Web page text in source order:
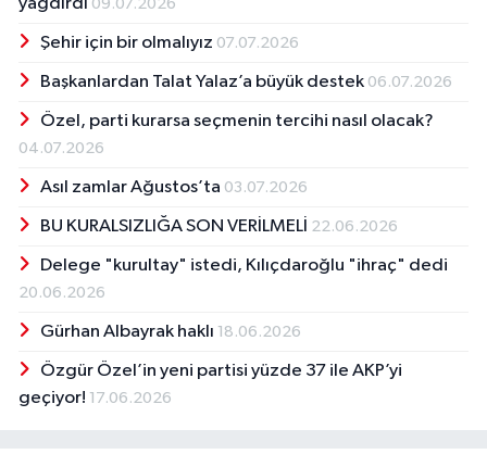
09.07.2026
Şehir için bir olmalıyız 07.07.2026
Başkanlardan Talat Yalaz’a büyük destek 06.07.2026
Özel, parti kurarsa seçmenin tercihi nasıl olacak?
04.07.2026
Asıl zamlar Ağustos’ta 03.07.2026
BU KURALSIZLIĞA SON VERİLMELİ 22.06.2026
Delege "kurultay" istedi, Kılıçdaroğlu "ihraç" dedi
20.06.2026
Gürhan Albayrak haklı 18.06.2026
Özgür Özel’in yeni partisi yüzde 37 ile AKP’yi
geçiyor! 17.06.2026